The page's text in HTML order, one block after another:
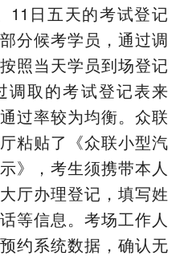
11日五天的考试登记
分候考学员，通过调
照当天学员到场登记
调取的考试登记表来
过率较为均衡。众联
粘贴了《众联小型汽
》，考生须携带本人
厅办理登记，填写姓
等信息。考场工作人
约系统数据，确认无